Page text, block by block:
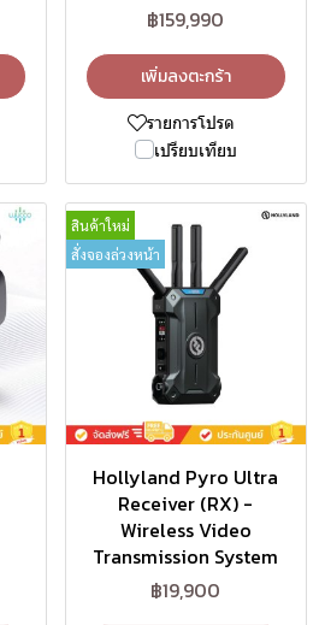
฿159,990
เพิ่มลงตะกร้า
รายการโปรด
เปรียบเทียบ
สินค้าใหม่
สั่งจองล่วงหน้า
Hollyland Pyro Ultra
Receiver (RX) -
Wireless Video
Transmission System
฿19,900